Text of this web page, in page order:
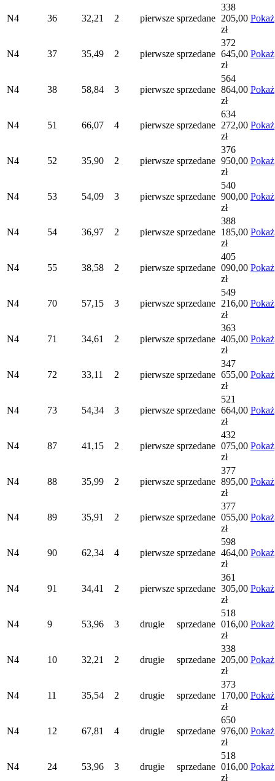
N4 36 32,21 2 pierwsze sprzedane
338
205,00
zł
Pokaż
N4 37 35,49 2 pierwsze sprzedane
372
645,00
zł
Pokaż
N4 38 58,84 3 pierwsze sprzedane
564
864,00
zł
Pokaż
N4 51 66,07 4 pierwsze sprzedane
634
272,00
zł
Pokaż
N4 52 35,90 2 pierwsze sprzedane
376
950,00
zł
Pokaż
N4 53 54,09 3 pierwsze sprzedane
540
900,00
zł
Pokaż
N4 54 36,97 2 pierwsze sprzedane
388
185,00
zł
Pokaż
N4 55 38,58 2 pierwsze sprzedane
405
090,00
zł
Pokaż
N4 70 57,15 3 pierwsze sprzedane
549
216,00
zł
Pokaż
N4 71 34,61 2 pierwsze sprzedane
363
405,00
zł
Pokaż
N4 72 33,11 2 pierwsze sprzedane
347
655,00
zł
Pokaż
N4 73 54,34 3 pierwsze sprzedane
521
664,00
zł
Pokaż
N4 87 41,15 2 pierwsze sprzedane
432
075,00
zł
Pokaż
N4 88 35,99 2 pierwsze sprzedane
377
895,00
zł
Pokaż
N4 89 35,91 2 pierwsze sprzedane
377
055,00
zł
Pokaż
N4 90 62,34 4 pierwsze sprzedane
598
464,00
zł
Pokaż
N4 91 34,41 2 pierwsze sprzedane
361
305,00
zł
Pokaż
N4 9 53,96 3 drugie sprzedane
518
016,00
zł
Pokaż
N4 10 32,21 2 drugie sprzedane
338
205,00
zł
Pokaż
N4 11 35,54 2 drugie sprzedane
373
170,00
zł
Pokaż
N4 12 67,81 4 drugie sprzedane
650
976,00
zł
Pokaż
N4 24 53,96 3 drugie sprzedane
518
016,00
zł
Pokaż